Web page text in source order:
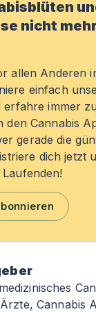
nicht
allen Anderen
einfach
erfahre immer
den Cannabis
gerade die
dich jetzt
Cannabis